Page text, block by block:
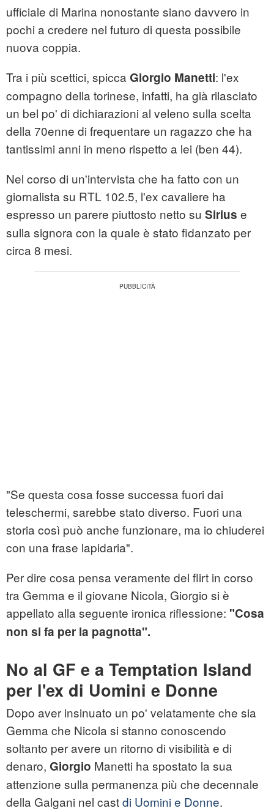
ufficiale di Marina nonostante siano davvero in
pochi a credere nel futuro di questa possibile
nuova coppia.
Tra i più scettici, spicca Giorgio Manetti: l'ex
compagno della torinese, infatti, ha già rilasciato
un bel po' di dichiarazioni al veleno sulla scelta
della 70enne di frequentare un ragazzo che ha
tantissimi anni in meno rispetto a lei (ben 44).
Nel corso di un'intervista che ha fatto con un
giornalista su RTL 102.5, l'ex cavaliere ha
espresso un parere piuttosto netto su Sirius e
sulla signora con la quale è stato fidanzato per
circa 8 mesi.
"Se questa cosa fosse successa fuori dai
teleschermi, sarebbe stato diverso. Fuori una
storia così può anche funzionare, ma io chiuderei
con una frase lapidaria".
Per dire cosa pensa veramente del flirt in corso
tra Gemma e il giovane Nicola, Giorgio si è
appellato alla seguente ironica riflessione: "Cosa
non si fa per la pagnotta".
No al GF e a Temptation Island
per l'ex di Uomini e Donne
Dopo aver insinuato un po' velatamente che sia
Gemma che Nicola si stanno conoscendo
soltanto per avere un ritorno di visibilità e di
denaro, Giorgio Manetti ha spostato la sua
attenzione sulla permanenza più che decennale
della Galgani nel castdi Uomini e Donne.